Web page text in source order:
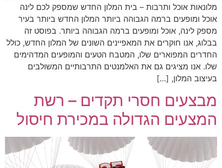
מלונאות אוכל ותרבות – בית המלון החדש שמספק לכם לינה
אוכל ומופעים ברמה הגבוהה ביותר המלון החדש ביותר בעיר
מספק לינה, אוכל ומופעים ברמה הגבוהה ביותר. בפוסט זה
בבלוג, אנו חוקרים את המאפיינים השונים של המלון החדש, כולל
החדרים המפוארים שלו, המטבח הטעים והמופעים המדהימים
שלו. אנו מציגים גם את האלמנטים התרבותיים המשולבים
בעיצוב המלון, […]
מבצעים חסרי תקדים – רשת
המצעים הגדולה במכירת חיסול